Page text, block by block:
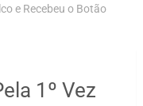
e Recebeu o Botão
1º Vez